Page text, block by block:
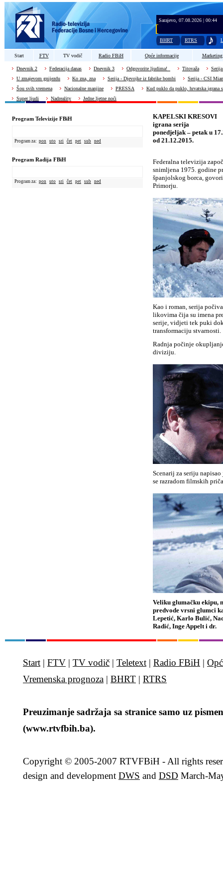
Sarajevo, 07.08.2026 | 00:44
BHRT RTRS
Start FTV TV vodič Radio FBiH Opće informacije Marketing
Dnevnik 2 Federacija danas Dnevnik 3 Odgovorite ljudima! Titovaža
U zmajevom gnijezdu
Ko zna, zna Serija - Djevojke iz fabrike bombi
Serija - CSI
Šou svih vremena
Nacionalne manjine PRESSA
Kud puklo da puklo, hrvatska igrana
Super ljudi
Nadreality Jedne ljetne noći
Program Televizije FBiH
Program za: pon uto sri čet pet sub ned
Program Radija FBiH
Program za: pon uto sri čet pet sub ned
KAPELSKI KRESOVI
igrana serija
ponedjeljak – petak u
od 21.12.2015.
Federalna televizija
snimljena 1975. godine
španjolskog borca,
Primorju.
Kao i roman, serija
likovima čija su imena
serije, vidjeti tek puki
transformaciju stvarnosti.
Radnja počinje
diviziju.
Scenarij za seriju
se razradom filmskih
Veliku glumačku ekipu,
predvode vrsni glumci
Lepetić, Karlo Bulić,
Radić, Inge Appelt i dr.
Start | FTV | TV vodič | Teletext | Radio FBiH |
Vremenska prognoza | BHRT | RTRS
Preuzimanje sadržaja sa stranice samo uz
(www.rtvfbih.ba).
Copyright © 2005-2007 RTVFBiH - All rights
design and development DWS and DSD March-